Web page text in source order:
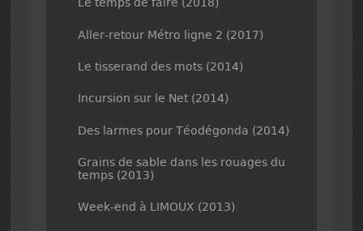
Le temps de faire (2018)
Aller-retour Métro ligne 2 (2017)
Le tisserand des mots (2014)
Incursion sur le Net (2014)
Des larmes pour Téodégonda (2014)
Grains de sable dans les rouages du
temps (2013)
Week-end à LIMOUX (2013)